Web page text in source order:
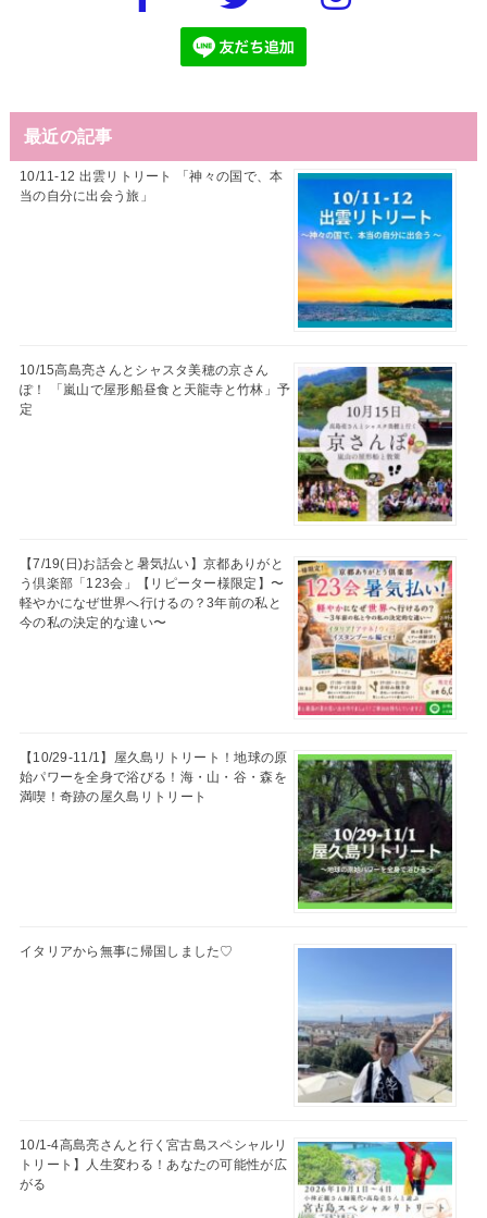
最近の記事
10/11-12 出雲リトリート 「神々の国で、本
当の自分に出会う旅」
10/15高島亮さんとシャスタ美穂の京さん
ぽ！ 「嵐山で屋形船昼食と天龍寺と竹林」予
定
【7/19(日)お話会と暑気払い】京都ありがと
う倶楽部「123会」【リピーター様限定】〜
軽やかになぜ世界へ行けるの？3年前の私と
今の私の決定的な違い〜
【10/29-11/1】屋久島リトリート！地球の原
始パワーを全身で浴びる！海・山・谷・森を
満喫！奇跡の屋久島リトリート
イタリアから無事に帰国しました♡
10/1-4高島亮さんと行く宮古島スペシャルリ
トリート】人生変わる！あなたの可能性が広
がる